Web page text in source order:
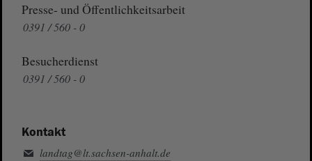
Presse- und Öffentlichkeitsarbeit
0391 / 560 - 0
Besucherdienst
0391 / 560 - 0
Kontakt
landtag@lt.sachsen-anhalt.de